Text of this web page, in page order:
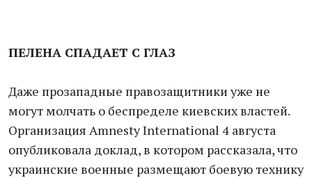
ПЕЛЕНА СПАДАЕТ С ГЛАЗ
Даже прозападные правозащитники уже не
могут молчать о беспределе киевских властей.
Организация Amnesty International 4 августа
опубликовала доклад, в котором рассказала, что
украинские военные размещают боевую технику